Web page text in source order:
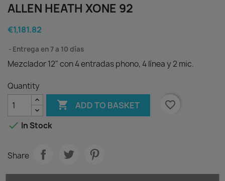
ALLEN HEATH XONE 92
€1,181.82
Entrega en 7 a 10 días
Mezclador 12" con 4 entradas phono, 4 línea y 2 mic.
Quantity
 ADD TO BASKET
favorite_border
 In Stock
Share